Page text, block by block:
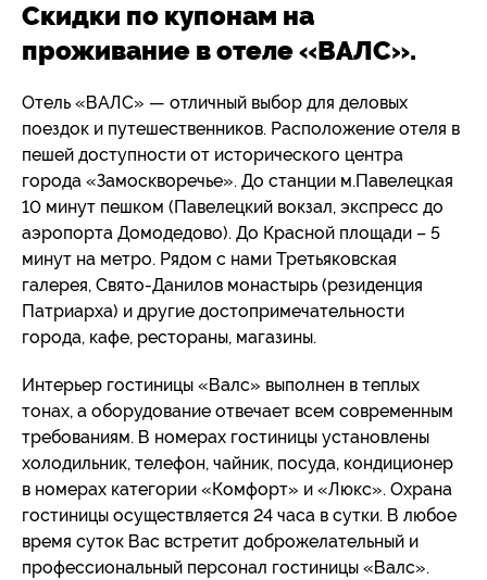
Скидки по купонам на
проживание в отеле «ВАЛС».
Отель «ВАЛС» — отличный выбор для деловых
поездок и путешественников. Расположение отеля в
пешей доступности от исторического центра
города «Замоскворечье». До станции м.Павелецкая
10 минут пешком (Павелецкий вокзал, экспресс до
аэропорта Домодедово). До Красной площади – 5
минут на метро. Рядом с нами Третьяковская
галерея, Свято-Данилов монастырь (резиденция
Патриарха) и другие достопримечательности
города, кафе, рестораны, магазины.
Интерьер гостиницы «Валс» выполнен в теплых
тонах, а оборудование отвечает всем современным
требованиям. В номерах гостиницы установлены
холодильник, телефон, чайник, посуда, кондиционер
в номерах категории «Комфорт» и «Люкс». Охрана
гостиницы осуществляется 24 часа в сутки. В любое
время суток Вас встретит доброжелательный и
профессиональный персонал гостиницы «Валс».